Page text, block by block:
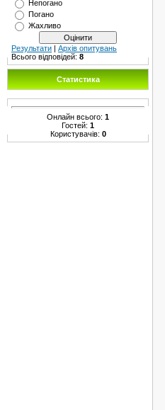
Непогано
Погано
Жахливо
Результати | Архів опитувань
Всього відповідей: 8
Статистика
Онлайн всього: 1
Гостей: 1
Користувачів: 0